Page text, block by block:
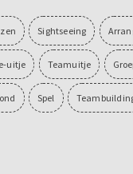
Sightseeing
uitje Teamuitje
Spel